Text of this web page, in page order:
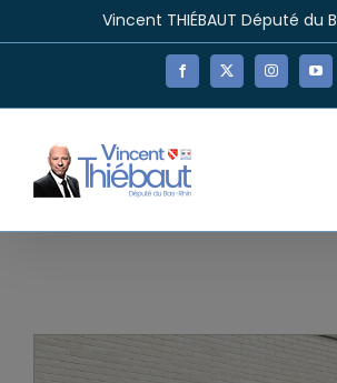
Vincent THIÉBAUT Député du
Facebook
X Instagram